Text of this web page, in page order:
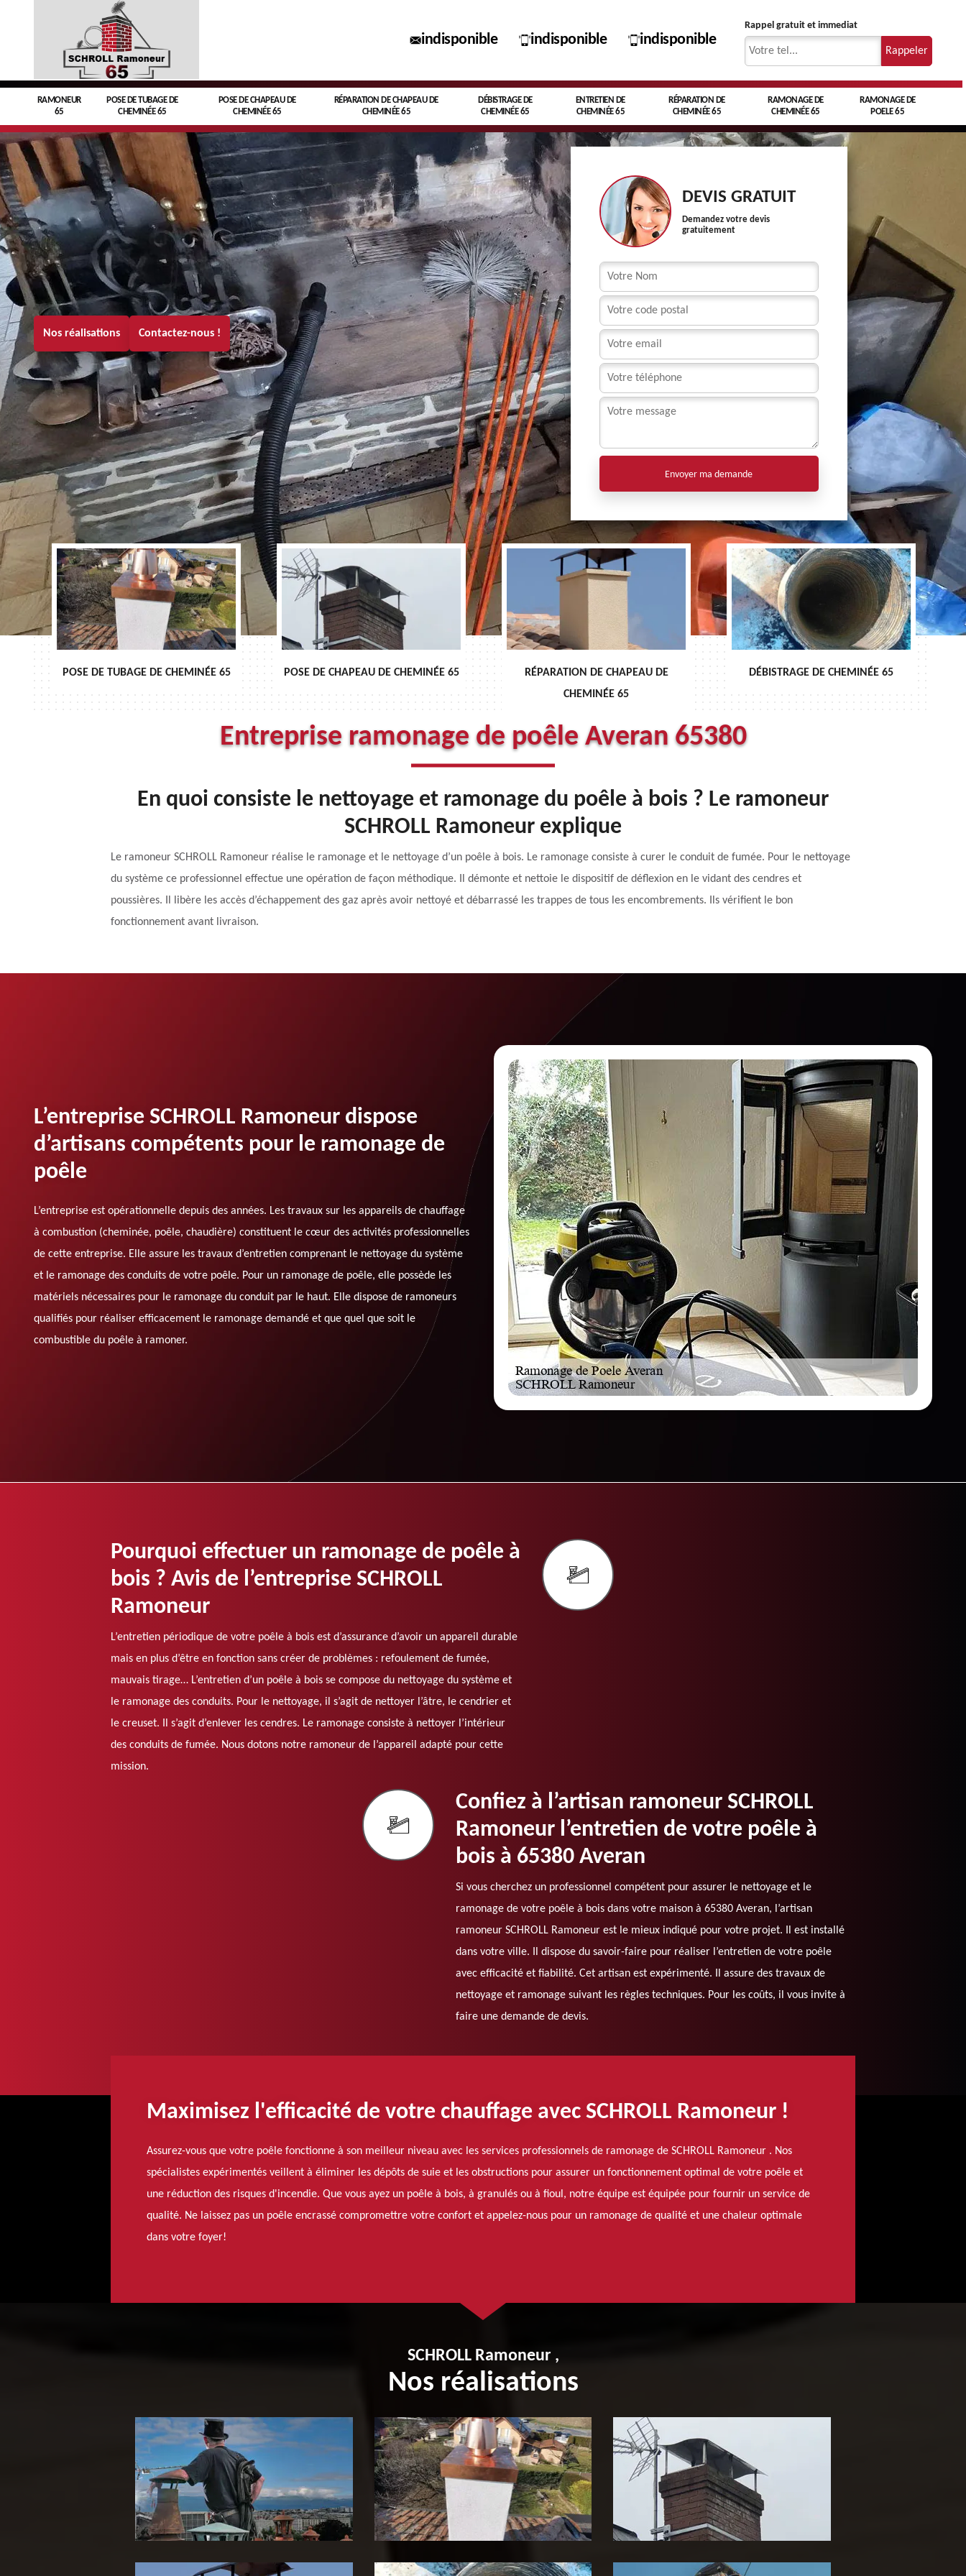
indisponible indisponible indisponible
Rappel gratuit et immediat
RAMONEUR
65
POSE DE TUBAGE DE
CHEMINÉE 65
POSE DE CHAPEAU DE
CHEMINÉE 65
RÉPARATION DE CHAPEAU DE
CHEMINÉE 65
DÉBISTRAGE DE
CHEMINÉE 65
ENTRETIEN DE
CHEMINÉE 65
RÉPARATION DE
CHEMINÉE 65
RAMONAGE DE
CHEMINÉE 65
RAMONAGE DE
POELE 65
Nos réalisations Contactez-nous !
DEVIS GRATUIT
Demandez votre devis
gratuitement
POSE DE CHAPEAU DE CHEMINÉE 65
RÉPARATION DE CHAPEAU DE
DÉBISTRAGE DE CHEMINÉE 65 ENTRETIEN DE CHEMINÉE 65
Entreprise ramonage de poêle Averan 65380
En quoi consiste le nettoyage et ramonage du poêle à bois ? Le ramoneur
SCHROLL Ramoneur explique
Le ramoneur SCHROLL Ramoneur réalise le ramonage et le nettoyage d’un poêle à bois. Le ramonage consiste à curer le conduit de fumée. Pour le nettoyage
du système ce professionnel effectue une opération de façon méthodique. Il démonte et nettoie le dispositif de déflexion en le vidant des cendres et
poussières. Il libère les accès d’échappement des gaz après avoir nettoyé et débarrassé les trappes de tous les encombrements. Ils vérifient le bon
fonctionnement avant livraison.
L’entreprise SCHROLL Ramoneur dispose
d’artisans compétents pour le ramonage de
poêle
L’entreprise est opérationnelle depuis des années. Les travaux sur les appareils de chauffage
à combustion (cheminée, poêle, chaudière) constituent le cœur des activités professionnelles
de cette entreprise. Elle assure les travaux d’entretien comprenant le nettoyage du système
et le ramonage des conduits de votre poêle. Pour un ramonage de poêle, elle possède les
matériels nécessaires pour le ramonage du conduit par le haut. Elle dispose de ramoneurs
qualifiés pour réaliser efficacement le ramonage demandé et que quel que soit le
combustible du poêle à ramoner.
Pourquoi effectuer un ramonage de poêle à
bois ? Avis de l’entreprise SCHROLL
Ramoneur
L’entretien périodique de votre poêle à bois est d’assurance d’avoir un appareil durable
mais en plus d’être en fonction sans créer de problèmes : refoulement de fumée,
mauvais tirage… L’entretien d’un poêle à bois se compose du nettoyage du système et
le ramonage des conduits. Pour le nettoyage, il s’agit de nettoyer l’âtre, le cendrier et
le creuset. Il s’agit d’enlever les cendres. Le ramonage consiste à nettoyer l’intérieur
des conduits de fumée. Nous dotons notre ramoneur de l’appareil adapté pour cette
mission.
Confiez à l’artisan ramoneur SCHROLL
Ramoneur l’entretien de votre poêle à
bois à 65380 Averan
Si vous cherchez un professionnel compétent pour assurer le nettoyage et le
ramonage de votre poêle à bois dans votre maison à 65380 Averan, l’artisan
ramoneur SCHROLL Ramoneur est le mieux indiqué pour votre projet. Il est installé
dans votre ville. Il dispose du savoir-faire pour réaliser l’entretien de votre poêle
avec efficacité et fiabilité. Cet artisan est expérimenté. Il assure des travaux de
nettoyage et ramonage suivant les règles techniques. Pour les coûts, il vous invite à
faire une demande de devis.
Maximisez l'efficacité de votre chauffage avec SCHROLL Ramoneur !
Assurez-vous que votre poêle fonctionne à son meilleur niveau avec les services professionnels de ramonage de SCHROLL Ramoneur . Nos
spécialistes expérimentés veillent à éliminer les dépôts de suie et les obstructions pour assurer un fonctionnement optimal de votre poêle et
une réduction des risques d'incendie. Que vous ayez un poêle à bois, à granulés ou à fioul, notre équipe est équipée pour fournir un service de
qualité. Ne laissez pas un poêle encrassé compromettre votre confort et appelez-nous pour un ramonage de qualité et une chaleur optimale
dans votre foyer!
SCHROLL Ramoneur ,
Nos réalisations
Ramoneur 65
Pose de tubage de cheminée
65
Pose de chapeau de
cheminée 65